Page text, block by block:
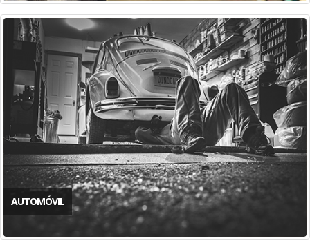
AUTOMÓVIL